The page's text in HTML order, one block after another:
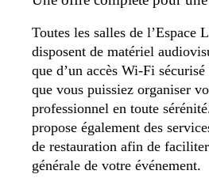
Toutes les salles de l’Espace
disposent de matériel
que d’un accès Wi-Fi
que vous puissiez organiser
professionnel en toute
propose également des
de restauration afin de
générale de votre événement.